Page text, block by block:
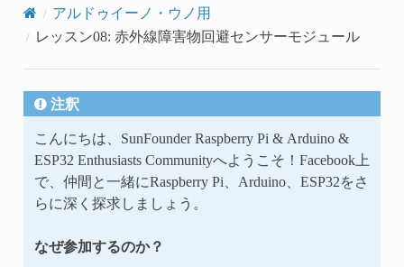
アルドゥイーノ・ウノ用
レッスン08: 赤外線障害物回避センサーモジュール
注釈
こんにちは、SunFounder Raspberry Pi & Arduino &
ESP32 Enthusiasts Communityへようこそ！Facebook上
で、仲間と一緒にRaspberry Pi、Arduino、ESP32をさ
らに深く探求しましょう。
なぜ参加するのか？